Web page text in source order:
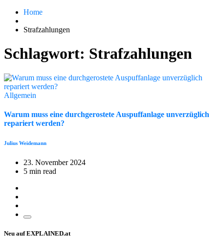
Home
Strafzahlungen
Schlagwort: Strafzahlungen
Allgemein
Warum muss eine durchgerostete Auspuffanlage unverzüglich
repariert werden?
Julius Weidemann
23. November 2024
5 min read
Neu auf EXPLAINED.at